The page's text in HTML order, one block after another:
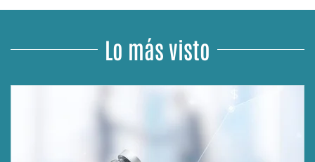
Lo más visto